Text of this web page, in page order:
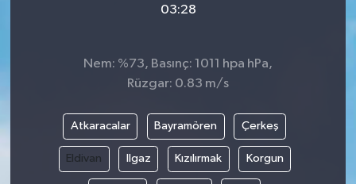
03:28
Nem: %73, Basınç: 1011 hpa hPa,
Rüzgar: 0.83 m/s
Atkaracalar Bayramören Çerkeş
Eldivan Ilgaz Kızılırmak Korgun